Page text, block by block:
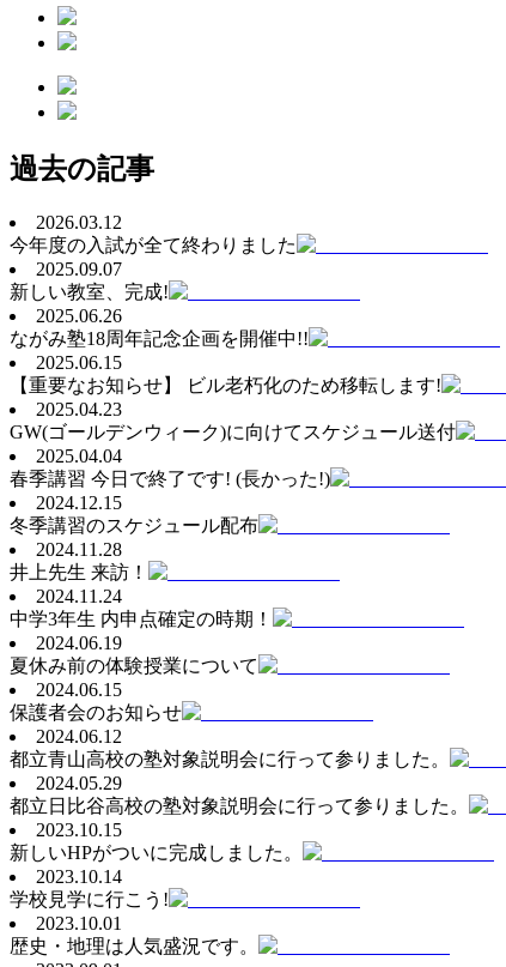
過去の記事
2026.03.12
今年度の入試が全て終わりました
2025.09.07
新しい教室、完成!
2025.06.26
ながみ塾18周年記念企画を開催中!!
2025.06.15
【重要なお知らせ】 ビル老朽化のため移転します!
2025.04.23
GW(ゴールデンウィーク)に向けてスケジュール送付
2025.04.04
春季講習 今日で終了です! (長かった!)
2024.12.15
冬季講習のスケジュール配布
2024.11.28
井上先生 来訪！
2024.11.24
中学3年生 内申点確定の時期！
2024.06.19
夏休み前の体験授業について
2024.06.15
保護者会のお知らせ
2024.06.12
都立青山高校の塾対象説明会に行って参りました。
2024.05.29
都立日比谷高校の塾対象説明会に行って参りました。
2023.10.15
新しいHPがついに完成しました。
2023.10.14
学校見学に行こう!
2023.10.01
歴史・地理は人気盛況です。